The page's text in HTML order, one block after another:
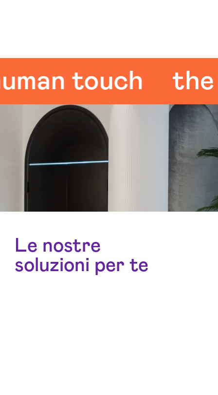
touch the
Le nostre
soluzioni per te